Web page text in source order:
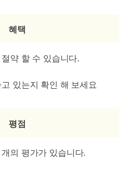
혜택
절약 할 수 있습니다.
있는지 확인 해 보세요
평점
개의 평가가 있습니다.